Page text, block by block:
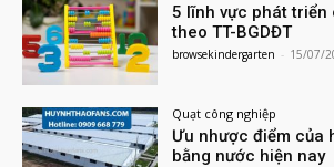
5 lĩnh vực phát triển
theo TT-BGDĐT
browsekindergarten - 15/07/
Quạt công nghiệp
Ưu nhược điểm của
bằng nước hiện nay